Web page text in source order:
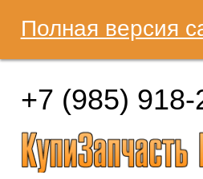
Полная версия
+7 (985) 918-